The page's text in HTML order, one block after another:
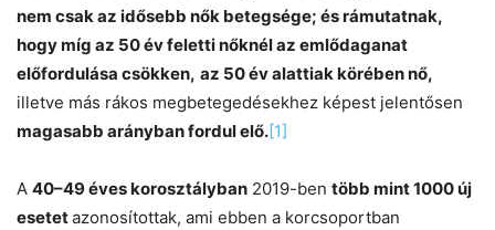
nem csak az idősebb nők betegsége; és rámutatnak,
hogy míg az 50 év feletti nőknél az emlődaganat
előfordulása csökken, az 50 év alattiak körében nő,
illetve más rákos megbetegedésekhez képest jelentősen
magasabb arányban fordul elő.[1]
A 40–49 éves korosztályban 2019-ben több mint 1000 új
esetetazonosítottak, ami ebben a korcsoportban